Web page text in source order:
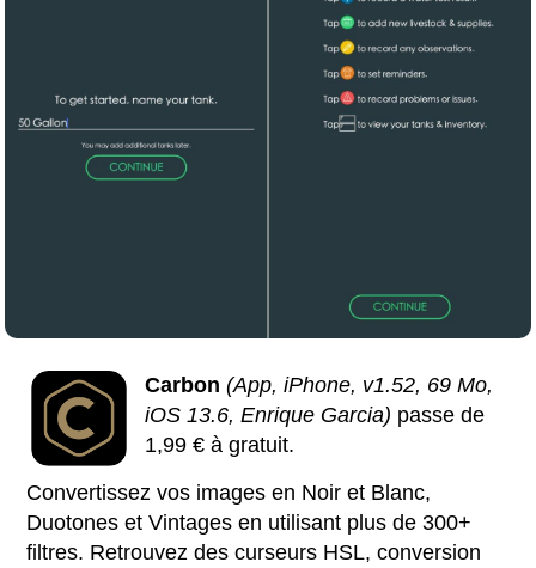
Carbon (App, iPhone, v1.52, 69 Mo,
iOS 13.6, Enrique Garcia) passe de
1,99 € à gratuit.
Convertissez vos images en Noir et Blanc,
Duotones et Vintages en utilisant plus de 300+
filtres. Retrouvez des curseurs HSL, conversion